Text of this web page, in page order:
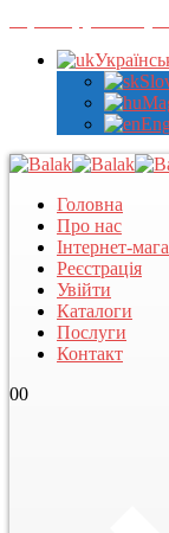
Головна
Про нас
Інтернет-
Реєстрація
Увійти
Каталоги
Послуги
Контакт
00